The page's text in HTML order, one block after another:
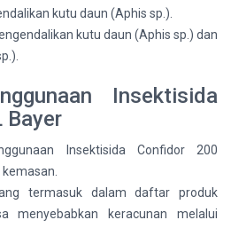
kutu daun (Aphis sp.).
kutu daun (Aphis sp.) dan
Insektisida
Bayer
Insektisida Confidor 200
termasuk dalam daftar produk
menyebabkan keracunan melalui